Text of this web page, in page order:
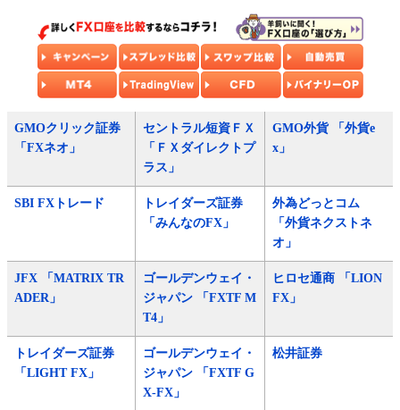
GMOクリック証券
「FXネオ」
セントラル短資ＦＸ
「ＦＸダイレクトプ
ラス」
GMO外貨 「外貨e
x」
SBI FXトレード
トレイダーズ証券
「みんなのFX」
外為どっとコム
「外貨ネクストネ
オ」
JFX 「MATRIX TR
ADER」
ゴールデンウェイ・
ジャパン 「FXTF M
T4」
ヒロセ通商 「LION
FX」
トレイダーズ証券
「LIGHT FX」
ゴールデンウェイ・
ジャパン 「FXTF G
X-FX」
松井証券